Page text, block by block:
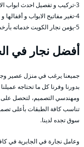
3-تركيب و تفصيل احدث ابواب الاكوريون التي تلائم مختلف الديكورات و الاثاث.
4-تغير مفاتيح الابواب و أقفالها و إصلاحها بدقة عالية بأحدث الادوات.
5-يؤمن نجار الكويت خدماته بأرخص سعر.
أفضل نجار في
جميعنا يرغب في منزل عصير
بدورنا وفرنا كل ما تحتاجه
ومهندسي التصميم، لتحصل على
تناسب كافة الطبقات بأعلى
سوق تجده لدينا.
وعامل نجارة في الجابرية في